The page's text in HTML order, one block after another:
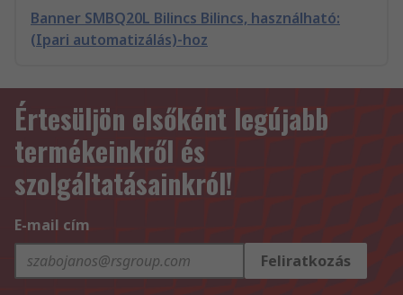
Banner SMBQ20L Bilincs Bilincs, használható:
(Ipari automatizálás)-hoz
Értesüljön elsőként legújabb
termékeinkről és
szolgáltatásainkról!
E-mail cím
Feliratkozás